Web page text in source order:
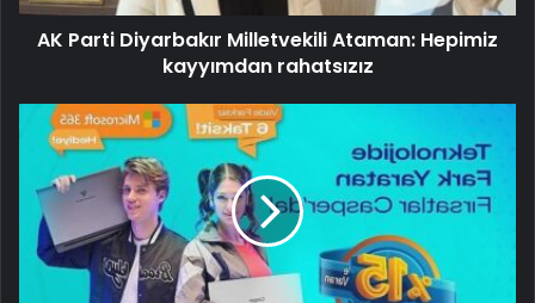
AK Parti Diyarbakır Milletvekili Ataman: Hepimiz
kayyımdan rahatsızız